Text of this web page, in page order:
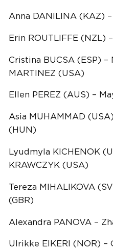
Anna DANILINA (KAZ)
Erin ROUTLIFFE (NZL)
Cristina BUCSA (ESP) –
MARTINEZ (USA)
Ellen PEREZ (AUS) –
Asia MUHAMMAD
(HUN)
Lyudmyla KICHENOK
KRAWCZYK (USA)
Tereza MIHALIKOVA
(GBR)
Alexandra PANOVA –
Ulrikke EIKERI (NOR) –